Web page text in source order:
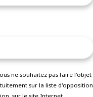
ne souhaitez pas faire l'objet
sur la liste d'opposition